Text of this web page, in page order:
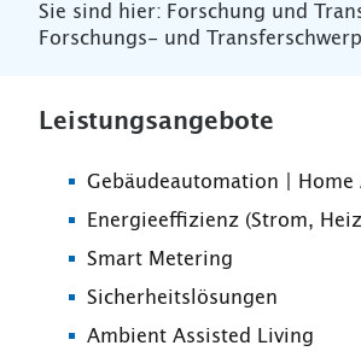
Sie sind hier: Forschung und
Forschungs- und
Leistungsangebote
Gebäudeautomation | Home
Energieeffizienz (Strom,
Smart Metering
Sicherheitslösungen
Ambient Assisted Living